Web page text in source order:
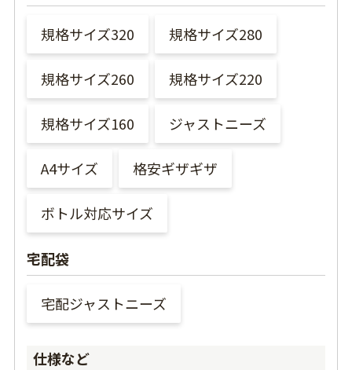
規格サイズ320 規格サイズ280
規格サイズ260 規格サイズ220
規格サイズ160 ジャストニーズ
A4サイズ 格安ギザギザ
ボトル対応サイズ
宅配袋
宅配ジャストニーズ
仕様など